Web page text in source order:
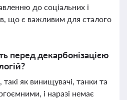
до соціальних і
що є важливим для сталого
перед декарбонізацією
такі як винищувачі, танки та
і наразі немає